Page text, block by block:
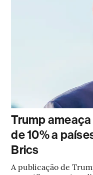
Trump
de 10% a
Brics
A publicação de